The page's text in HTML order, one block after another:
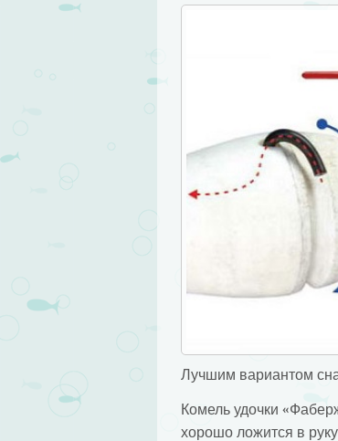
Лучшим вариантом
Комель удочки
хорошо ложится в